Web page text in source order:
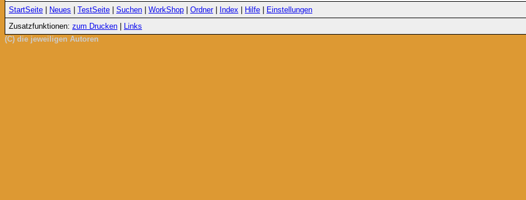
StartSeite Neues TestSeite Suchen WorkShop Ordner| Index Hilfe
Einstellungen
Zusatzfunktionen: zum Drucken
Links
(C) die jeweiligen Autoren